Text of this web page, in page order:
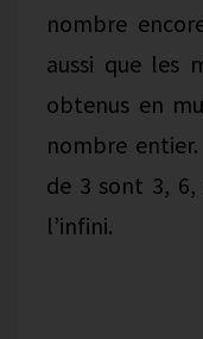
nombre
aussi que les
obtenus en
nombre
de 3 sont 3, 6,
l’infini.